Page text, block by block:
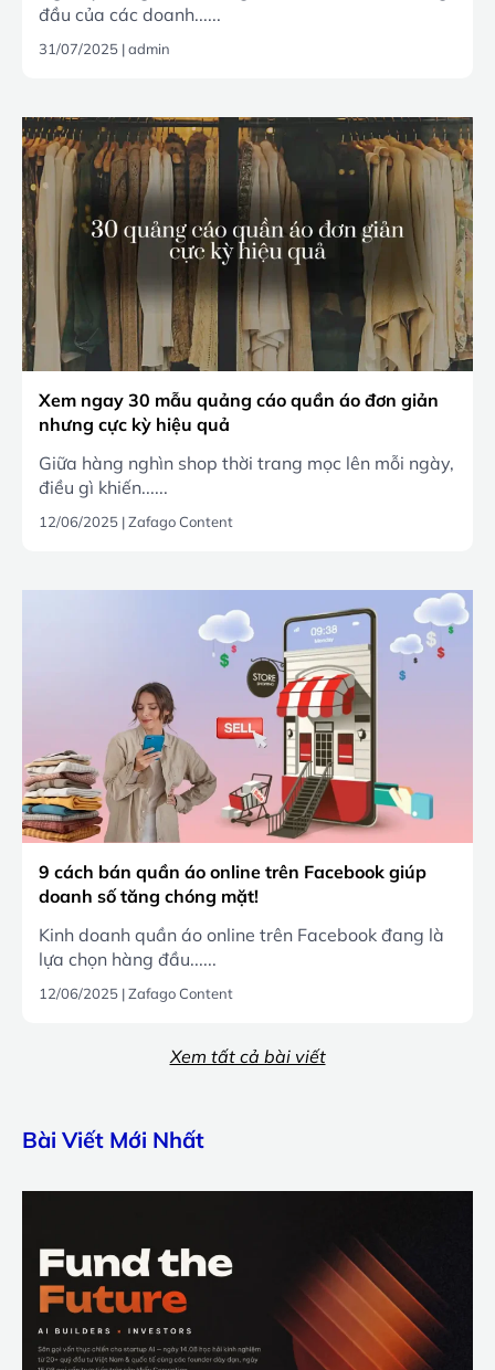
đầu của các doanh......
31/07/2025 |admin
Xem ngay 30 mẫu quảng cáo quần áo đơn giản
nhưng cực kỳ hiệu quả
Giữa hàng nghìn shop thời trang mọc lên mỗi ngày,
điều gì khiến......
12/06/2025 |Zafago Content
9 cách bán quần áo online trên Facebook giúp
doanh số tăng chóng mặt!
Kinh doanh quần áo online trên Facebook đang là
lựa chọn hàng đầu......
12/06/2025 |Zafago Content
Xem tất cả bài viết
Bài Viết Mới Nhất